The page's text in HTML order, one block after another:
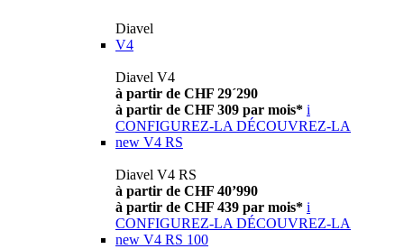
Diavel
V4
Diavel V4
à partir de CHF 29´290
à partir de CHF 309 par mois* i
CONFIGUREZ-LA DÉCOUVREZ-LA
new V4 RS
Diavel V4 RS
à partir de CHF 40’990
à partir de CHF 439 par mois* i
CONFIGUREZ-LA DÉCOUVREZ-LA
new V4 RS 100